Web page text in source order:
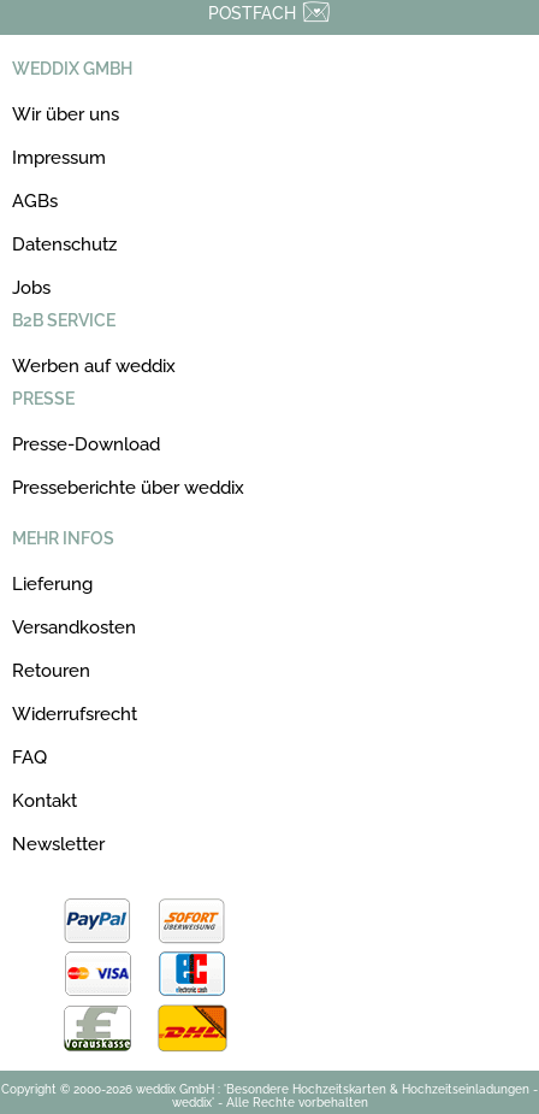
POSTFACH
WEDDIX GMBH
Wir über uns
Impressum
AGBs
Datenschutz
Jobs
B2B SERVICE
Werben auf weddix
PRESSE
Presse-Download
Presseberichte über weddix
MEHR INFOS
Lieferung
Versandkosten
Retouren
Widerrufsrecht
FAQ
Kontakt
Newsletter
Copyright © 2000-2026 weddix GmbH : 'Besondere Hochzeitskarten & Hochzeitseinladungen -
weddix' - Alle Rechte vorbehalten